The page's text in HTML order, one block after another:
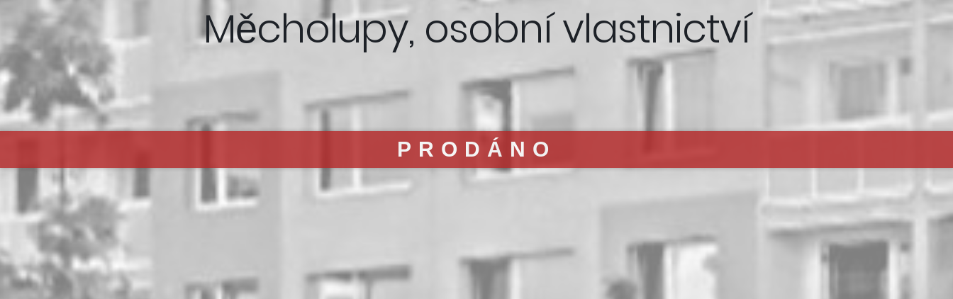
Měcholupy, osobní vlastnictví
PRODÁNO